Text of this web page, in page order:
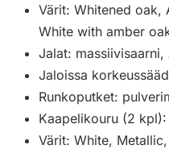
Värit: Whitened oak,
White with amber
Jalat:
Jaloissa
Runkoputket:
Kaapelikouru (2
Värit: White,